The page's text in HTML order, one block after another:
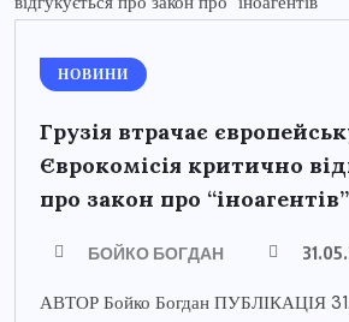
НОВИНИ
Грузія втрачає
Єврокомісія критично
про закон про “іноагентів”
БОЙКО БОГДАН
АВТОР Бойко Богдан ПУБЛІКАЦІЯ